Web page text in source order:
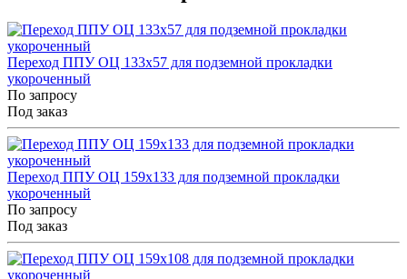
Переход ППУ ОЦ 133x57 для подземной прокладки
укороченный
По запросу
Под заказ
Переход ППУ ОЦ 159x133 для подземной прокладки
укороченный
По запросу
Под заказ